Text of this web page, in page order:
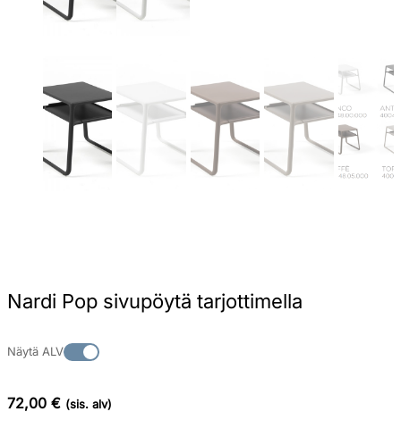
Nardi Pop sivupöytä tarjottimella
Näytä ALV
72,00 € (sis. alv)